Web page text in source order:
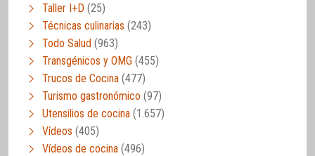
Taller I+D (25)
Técnicas culinarias (243)
Todo Salud (963)
Transgénicos y OMG (455)
Trucos de Cocina (477)
Turismo gastronómico (97)
Utensilios de cocina (1.657)
Vídeos (405)
Vídeos de cocina (496)